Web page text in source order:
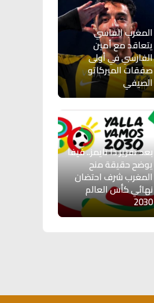
المغرب الفاسي
يتعاقد مع أمين
الفارسي في أولى
صفقات الميركاتو
الصيفي
بعد تقرير ذا تايمز.. فيفا
يوضح حقيقة منح
المغرب شرف احتضان
نهائي كأس العالم
2030